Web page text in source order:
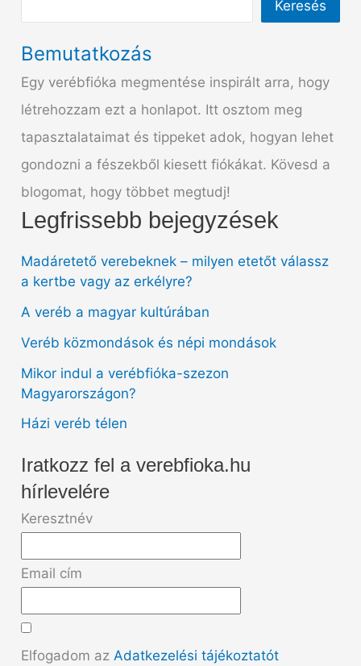
Keresés
Bemutatkozás
Egy verébfióka megmentése inspirált arra, hogy
létrehozzam ezt a honlapot. Itt osztom meg
tapasztalataimat és tippeket adok, hogyan lehet
gondozni a fészekből kiesett fiókákat. Kövesd a
blogomat, hogy többet megtudj!
Legfrissebb bejegyzések
Madáretető verebeknek – milyen etetőt válassz
a kertbe vagy az erkélyre?
A veréb a magyar kultúrában
Veréb közmondások és népi mondások
Mikor indul a verébfióka-szezon
Magyarországon?
Házi veréb télen
Iratkozz fel a verebfioka.hu
hírlevelére
Keresztnév
Email cím
Elfogadom az Adatkezelési tájékoztatót